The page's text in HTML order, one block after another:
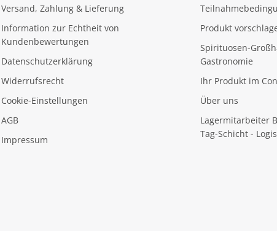
Versand, Zahlung & Lieferung
Information zur Echtheit von
Kundenbewertungen
Datenschutzerklärung
Widerrufsrecht
Cookie‑Einstellungen
AGB
Impressum
Produkt
Spirituosen-
Gastronomie
Ihr Produkt im
Über uns
Lagermitarbeiter
Tag-Schicht -